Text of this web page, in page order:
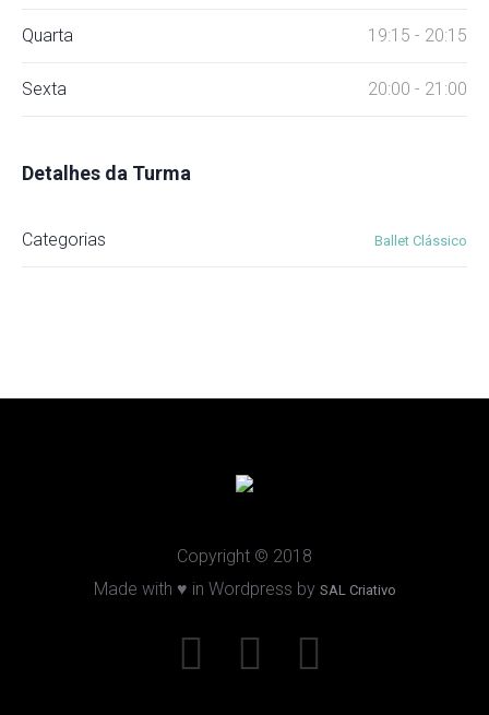
Quarta 19:15 - 20:15
Sexta 20:00 - 21:00
Detalhes da Turma
Categorias Ballet Clássico
Copyright © 2018
Made with ♥ in Wordpress by SAL Criativo